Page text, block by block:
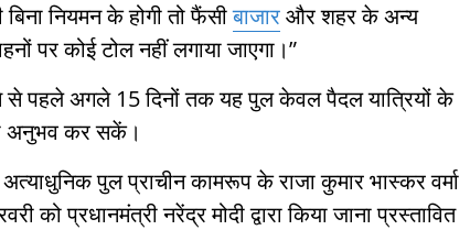
नियमन के होगी तो फैंसीबाजारऔर शहर के अन्य
पर कोई टोल नहीं लगाया जाएगा।”
से पहले अगले 15 दिनों तक यह पुल केवल पैदल यात्रियों के
अनुभव कर सकें।
पुल प्राचीन कामरूप के राजा कुमार भास्कर वर्मा
प्रधानमंत्री नरेंद्र मोदी द्वारा किया जाना प्रस्तावित